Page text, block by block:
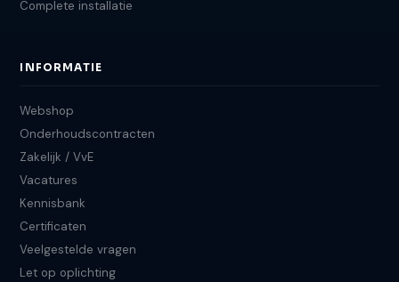
Complete installatie
INFORMATIE
Webshop
Onderhoudscontracten
Zakelijk / VvE
Vacatures
Kennisbank
Certificaten
Veelgestelde vragen
Let op oplichting